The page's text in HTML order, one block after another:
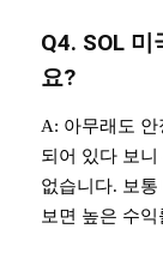
Q4. SOL
요?
A: 아무래도
되어 있다 보
없습니다. 보통
보면 높은 수